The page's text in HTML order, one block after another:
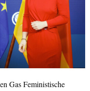
Gas Feministische